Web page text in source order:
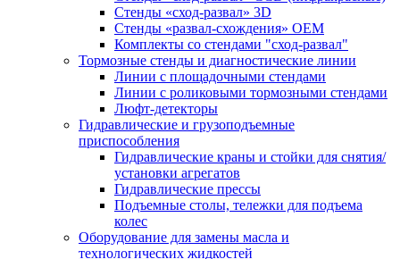
Стенды «сход-развал» 3D
Стенды «развал-схождения» ОЕМ
Комплекты со стендами "сход-развал"
Тормозные стенды и диагностические линии
Линии с площадочными стендами
Линии с роликовыми тормозными стендами
Люфт-детекторы
Гидравлические и грузоподъемные
приспособления
Гидравлические краны и стойки для снятия/
установки агрегатов
Гидравлические прессы
Подъемные столы, тележки для подъема
колес
Оборудование для замены масла и
технологических жидкостей